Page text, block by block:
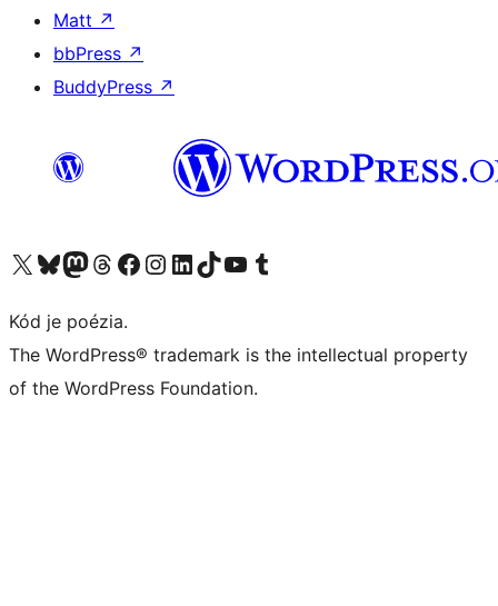
Matt ↗
bbPress ↗
BuddyPress ↗
Navštívte náš účet na X (predtým Twitter)
Navštívte náš účet na platforme Bluesky
Navštívte náš účet na Mastodone
Navštívte náš účet na platforme Threads
Navštívte našu stránku na Facebooku
Navštívte náš účet Instagram
Navštívte náš účet LinkedIn
Navštívte náš účet na platforme TikTok
Navštívte náš kanál YouTube
Navštívte náš účet na platforme Tumblr
Kód je poézia.
The WordPress® trademark is the intellectual property
of the WordPress Foundation.